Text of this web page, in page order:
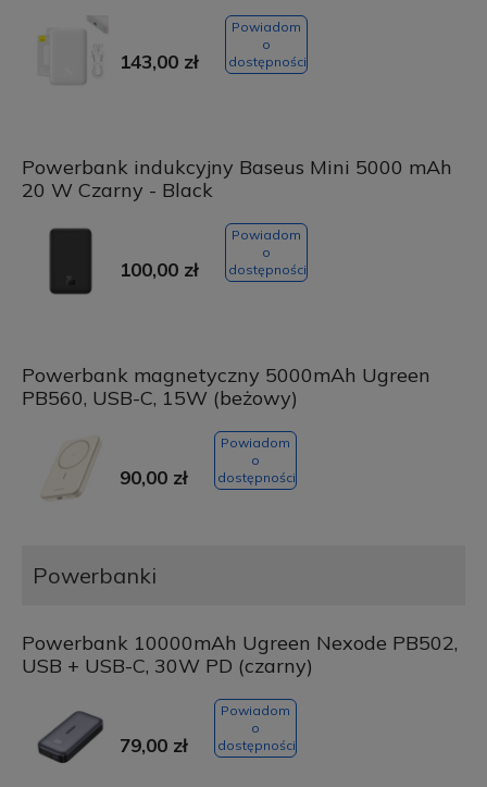
143,00 zł
Powiadom
o
dostępności
Powerbank indukcyjny Baseus Mini 5000 mAh
20 W Czarny - Black
100,00 zł
Powiadom
o
dostępności
Powerbank magnetyczny 5000mAh Ugreen
PB560, USB-C, 15W (beżowy)
90,00 zł
Powiadom
o
dostępności
Powerbanki
Powerbank 10000mAh Ugreen Nexode PB502,
USB + USB-C, 30W PD (czarny)
79,00 zł
Powiadom
o
dostępności